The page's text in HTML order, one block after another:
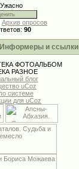
Ужасно
Архив опросов
90
Информеры и ссылки
ФОТОАЛЬБОМ
РАЗНОЕ
блог
uCoz
системе
для uCoz